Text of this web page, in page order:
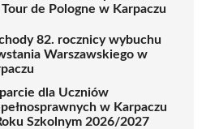
de Pologne w Karpaczu
82. rocznicy wybuchu
Warszawskiego w
dla Uczniów
w Karpaczu
Szkolnym 2026/2027